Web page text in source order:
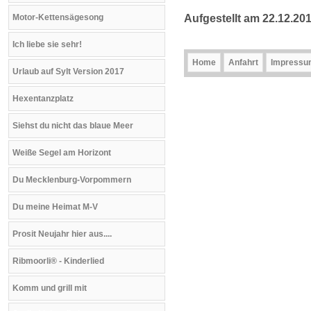
Motor-Kettensägesong
Ich liebe sie sehr!
Urlaub auf Sylt Version 2017
Hexentanzplatz
Siehst du nicht das blaue Meer
Weiße Segel am Horizont
Du Mecklenburg-Vorpommern
Du meine Heimat M-V
Prosit Neujahr hier aus....
Ribmoorli® - Kinderlied
Komm und grill mit
Aufgestellt am
Home Anfahrt